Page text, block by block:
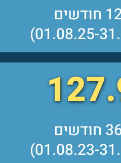
תשואת הקרן ב-12 חודשים
תשואת הקרן ב-36 חודשים